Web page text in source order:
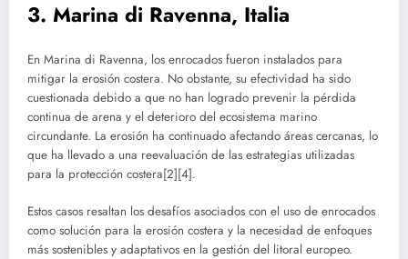
3. Marina di Ravenna, Italia
En Marina di Ravenna, los enrocados fueron instalados para
mitigar la erosión costera. No obstante, su efectividad ha sido
cuestionada debido a que no han logrado prevenir la pérdida
continua de arena y el deterioro del ecosistema marino
circundante. La erosión ha continuado afectando áreas cercanas, lo
que ha llevado a una reevaluación de las estrategias utilizadas
para la protección costera[2][4].
Estos casos resaltan los desafíos asociados con el uso de enrocados
como solución para la erosión costera y la necesidad de enfoques
más sostenibles y adaptativos en la gestión del litoral europeo.